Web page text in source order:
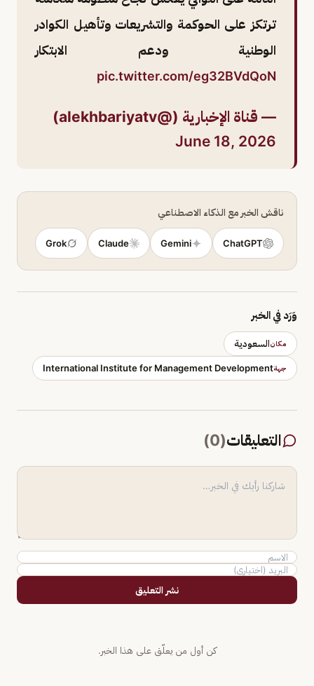
ترتكز على الحوكمة والتشريعات وتأهيل الكوادر
الوطنية ودعم الابتكار
pic.twitter.com/eg32BVdQoN
— قناة الإخبارية (@alekhbariyatv)
June 18, 2026
ناقش الخبر مع الذكاء الاصطناعي
ChatGPT
Gemini
Claude
Grok
وَرَد في الخبر
مكانالسعودية
جهةInternational Institute for Management Development
التعليقات(
0
)
نشر التعليق
كن أول من يعلّق على هذا الخبر.